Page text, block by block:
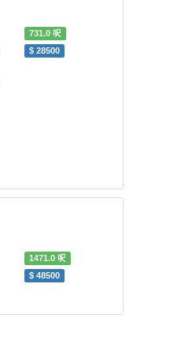
731.0呎
$ 28500
1471.0呎
$ 48500